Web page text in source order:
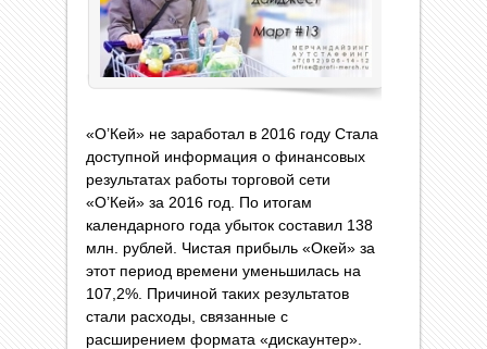
«О’Кей» не заработал в 2016 году Стала
доступной информация о финансовых
результатах работы торговой сети
«О’Кей» за 2016 год. По итогам
календарного года убыток составил 138
млн. рублей. Чистая прибыль «Окей» за
этот период времени уменьшилась на
107,2%. Причиной таких результатов
стали расходы, связанные с
расширением формата «дискаунтер».